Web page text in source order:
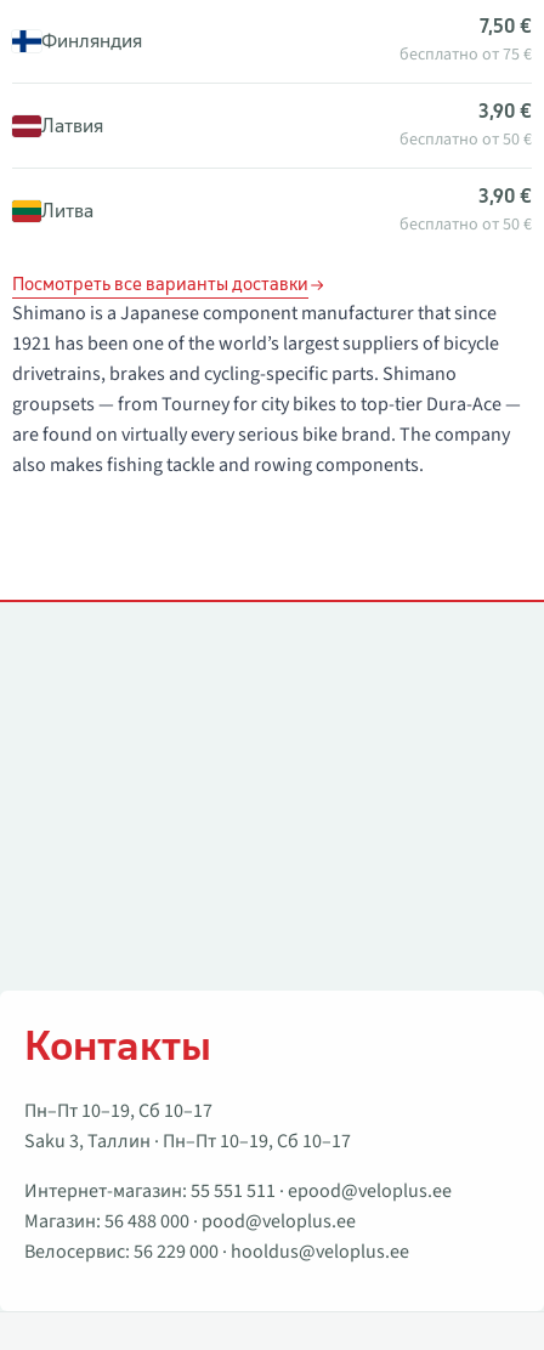
Финляндия
7,50 €
бесплатно от 75 €
Латвия
3,90 €
бесплатно от 50 €
Литва
3,90 €
бесплатно от 50 €
Посмотреть все варианты доставки
Shimano is a Japanese component manufacturer that since
1921 has been one of the world’s largest suppliers of bicycle
drivetrains, brakes and cycling-specific parts. Shimano
groupsets — from Tourney for city bikes to top-tier Dura-Ace —
are found on virtually every serious bike brand. The company
also makes fishing tackle and rowing components.
Контакты
Пн–Пт 10–19, Сб 10–17
Saku 3, Таллин · Пн–Пт 10–19, Сб 10–17
Интернет-магазин:55 551 511 ·epood@veloplus.ee
Магазин:56 488 000· pood@veloplus.ee
Велосервис:56 229 000· hooldus@veloplus.ee